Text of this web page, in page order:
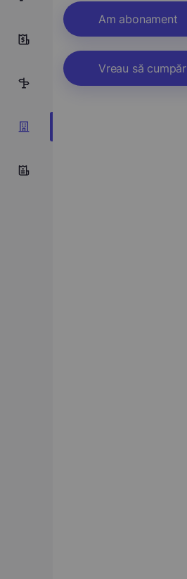
9
Am abonament
Vreau să cumpăr